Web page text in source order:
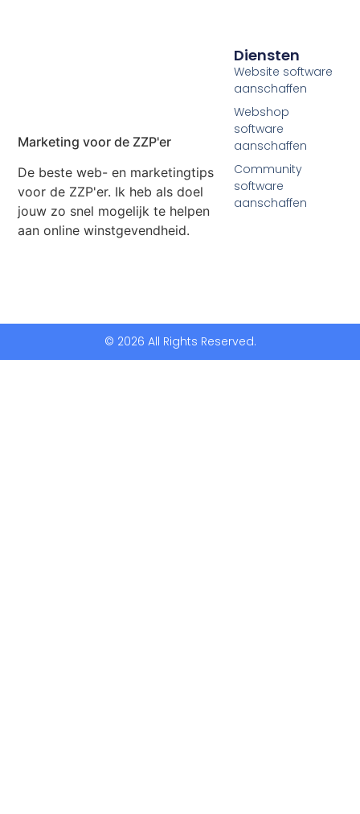
Marketing voor de ZZP'er
De beste web- en marketingtips
voor de ZZP'er. Ik heb als doel
jouw zo snel mogelijk te helpen
aan online winstgevendheid.
Diensten
Website software
aanschaffen
Webshop
software
aanschaffen
Community
software
aanschaffen
© 2026 All Rights Reserved.